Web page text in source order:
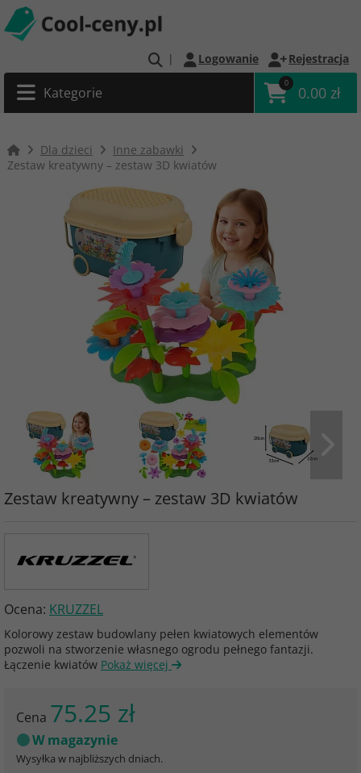
| Logowanie Rejestracja
Kategorie
0
0.00 zł
Dla dzieci
Inne zabawki
Zestaw kreatywny – zestaw 3D kwiatów
Zestaw kreatywny – zestaw 3D kwiatów
Ocena: KRUZZEL
Kolorowy zestaw budowlany pełen kwiatowych elementów
pozwoli na stworzenie własnego ogrodu pełnego fantazji.
Łączenie kwiatów Pokaż więcej
Cena 75.25 zł
W magazynie
Wysyłka w najbliższych dniach.